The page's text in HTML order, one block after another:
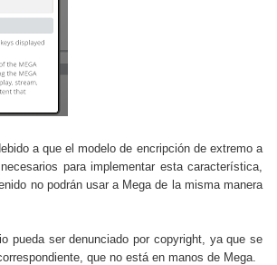
a que el modelo de encripción de extremo a
para implementar esta característica,
no podrán usar a Mega de la misma manera
pueda ser denunciado por copyright, ya que se
que no está en manos de Mega.